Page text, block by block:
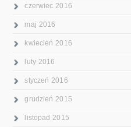
czerwiec 2016
maj 2016
kwiecień 2016
luty 2016
styczeń 2016
grudzień 2015
listopad 2015